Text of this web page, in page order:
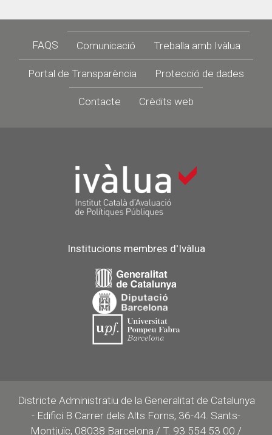
Footer
FAQS Comunicació Treballa amb Ivàlua
Portal de Transparència Protecció de dades
Contacte Crèdits web
Institucions membres d'Ivàlua
Districte Administratiu de la Generalitat de Catalunya
- Edifici B Carrer dels Alts Forns, 36-44. Sants-
Montjuïc, 08038 Barcelona / T. 93 554 53 00 /